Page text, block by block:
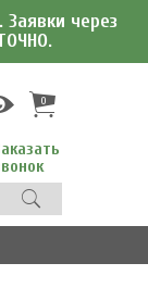
через
0